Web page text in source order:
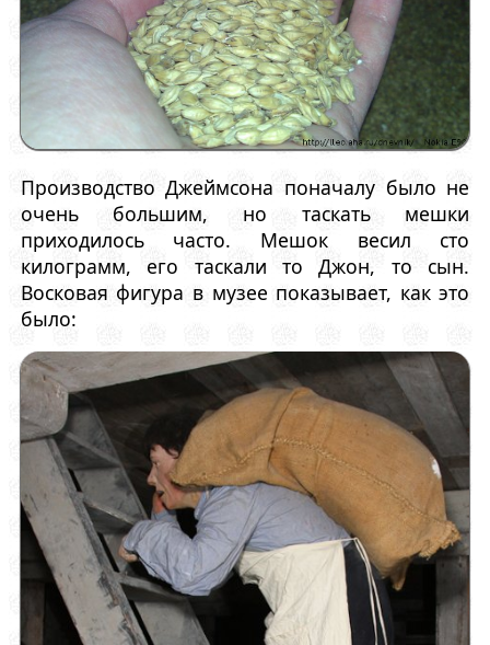
Производство Джеймсона поначалу было не
очень большим, но таскать мешки
приходилось часто. Мешок весил сто
килограмм, его таскали то Джон, то сын.
Восковая фигура в музее показывает, как это
было: